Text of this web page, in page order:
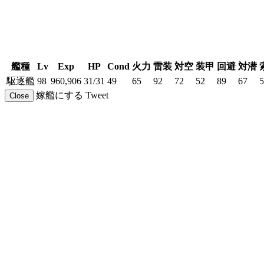
艦種 Lv Exp HP Cond 火力 雷装 対空 装甲 回避 対潜
駆逐艦 98 960,906 31/31 49 65 92 72 52 89 67
Close 嫁艦にする Tweet